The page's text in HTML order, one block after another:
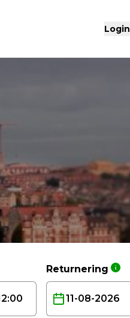
Login
Returnering